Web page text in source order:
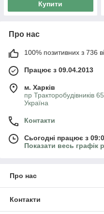
Купити
Про нас
100% позитивних з 736
Працює з 09.04.2013
м. Харків
пр Тракторобудівників
Україна
Контакти
Сьогодні працює з
Показати весь графік
Про нас
Контакти